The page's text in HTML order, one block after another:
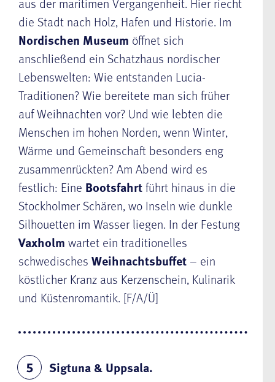
die Stadt nach Holz, Hafen und Historie. Im
Nordischen Museum öffnet sich
anschließend ein Schatzhaus nordischer
Lebenswelten: Wie entstanden Lucia-
Traditionen? Wie bereitete man sich früher
auf Weihnachten vor? Und wie lebten die
Menschen im hohen Norden, wenn Winter,
Wärme und Gemeinschaft besonders eng
zusammenrückten? Am Abend wird es
festlich: Eine Bootsfahrtführt hinaus in die
Stockholmer Schären, wo Inseln wie dunkle
Silhouetten im Wasser liegen. In der Festung
Vaxholm wartet ein traditionelles
schwedisches Weihnachtsbuffet – ein
köstlicher Kranz aus Kerzenschein, Kulinarik
und Küstenromantik. [F/A/Ü]
5
Sigtuna & Uppsala.